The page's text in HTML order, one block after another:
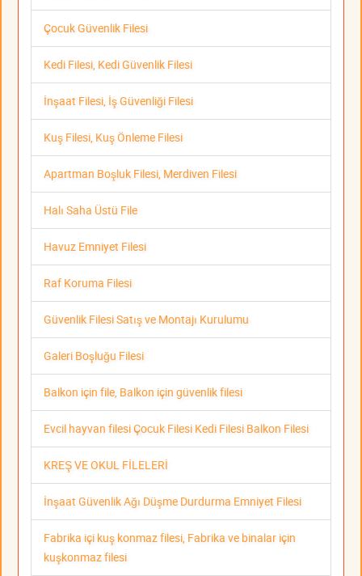
Çocuk Güvenlik Filesi
Kedi Filesi, Kedi Güvenlik Filesi
İnşaat Filesi, İş Güvenliği Filesi
Kuş Filesi, Kuş Önleme Filesi
Apartman Boşluk Filesi, Merdiven Filesi
Halı Saha Üstü File
Havuz Emniyet Filesi
Raf Koruma Filesi
Güvenlik Filesi Satış ve Montajı Kurulumu
Galeri Boşluğu Filesi
Balkon için file, Balkon için güvenlik filesi
Evcil hayvan filesi Çocuk Filesi Kedi Filesi Balkon Filesi
KREŞ VE OKUL FİLELERİ
İnşaat Güvenlik Ağı Düşme Durdurma Emniyet Filesi
Fabrika içi kuş konmaz filesi, Fabrika ve binalar için
kuşkonmaz filesi